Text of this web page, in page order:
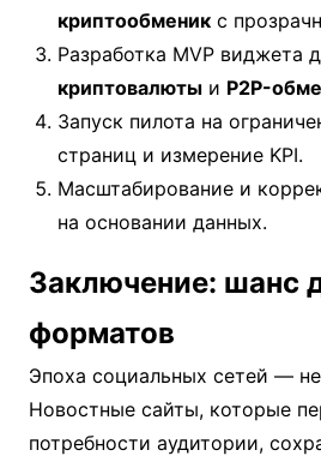
криптообменик с
Разработка MVP виджета
криптовалюты и P2P-
Запуск пилота на
страниц и измерение KPI.
Масштабирование и
на основании данных.
Заключение: шанс
форматов
Эпоха социальных сетей —
Новостные сайты, которые
потребности аудитории,